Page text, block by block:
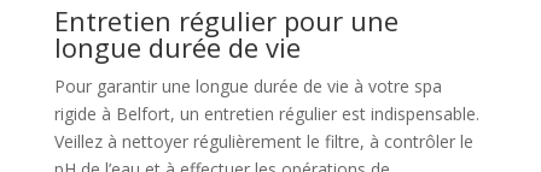
Entretien régulier pour une
longue durée de vie
Pour garantir une longue durée de vie à votre spa
rigide à Belfort, un entretien régulier est indispensable.
Veillez à nettoyer régulièrement le filtre, à contrôler le